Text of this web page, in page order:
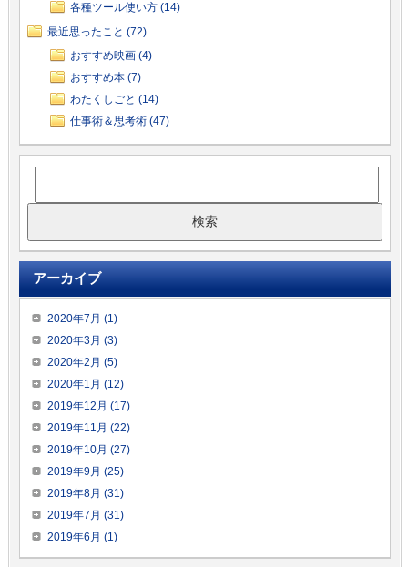
各種ツール使い方 (14)
最近思ったこと (72)
おすすめ映画 (4)
おすすめ本 (7)
わたくしごと (14)
仕事術＆思考術 (47)
アーカイブ
2020年7月 (1)
2020年3月 (3)
2020年2月 (5)
2020年1月 (12)
2019年12月 (17)
2019年11月 (22)
2019年10月 (27)
2019年9月 (25)
2019年8月 (31)
2019年7月 (31)
2019年6月 (1)